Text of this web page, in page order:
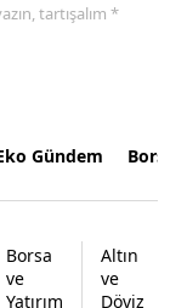
tartışalım *
Gündem
Borsa
ve
Yatırım
Altın
ve
Döviz